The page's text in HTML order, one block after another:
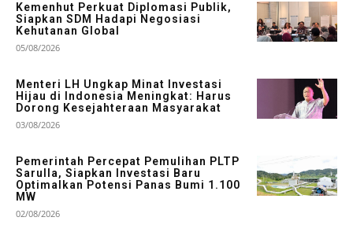
Kemenhut Perkuat Diplomasi Publik,
Siapkan SDM Hadapi Negosiasi
Kehutanan Global
05/08/2026
Menteri LH Ungkap Minat Investasi
Hijau di Indonesia Meningkat: Harus
Dorong Kesejahteraan Masyarakat
03/08/2026
Pemerintah Percepat Pemulihan PLTP
Sarulla, Siapkan Investasi Baru
Optimalkan Potensi Panas Bumi 1.100
MW
02/08/2026